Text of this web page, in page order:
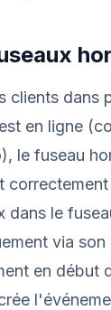
clients dans
en ligne
le fuseau
dans le
via son
en début